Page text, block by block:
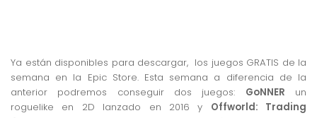
Ya están disponibles para descargar, los juegos GRATIS de la
semana en la Epic Store. Esta semana a diferencia de la
anterior podremos conseguir dos juegos: GoNNER un
roguelike en 2D lanzado en 2016 y Offworld: Trading